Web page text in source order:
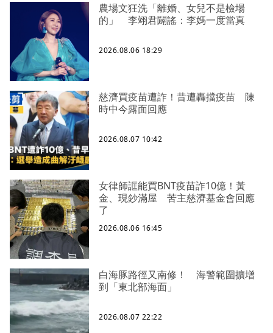
農場文狂洗「離婚、女兒不是檢場
的」 李翊君闢謠：李媽一度當真
2026.08.06 18:29
慈濟買疫苗遭詐！昔遭轟擋疫苗 陳
時中今露面回應
2026.08.07 10:42
女律師誆能買BNT疫苗詐10億！黃
金、現鈔滿屋 苦主慈濟基金會回應
了
2026.08.06 16:45
白海豚路徑又南修！ 海警範圍擴增
到「東北部海面」
2026.08.07 22:22